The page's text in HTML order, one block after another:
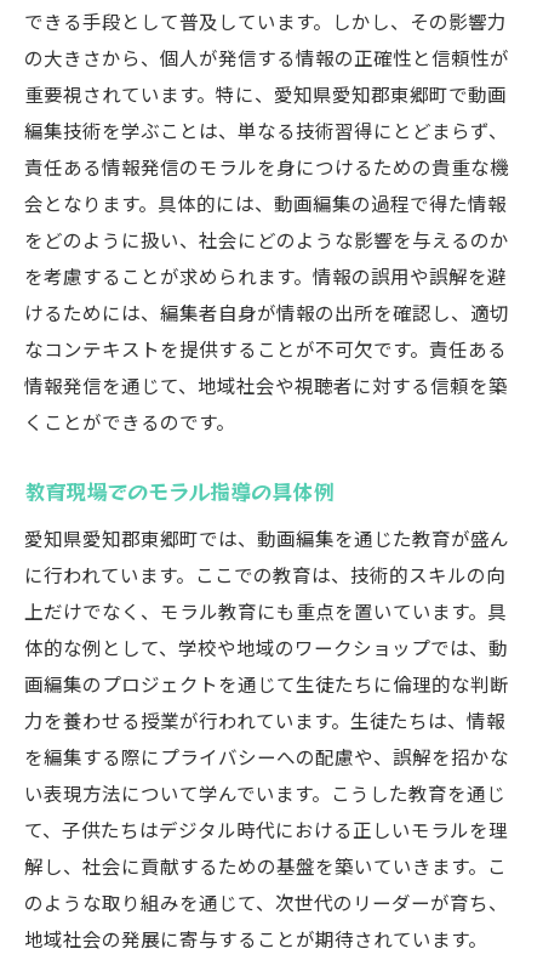
できる手段として普及しています。しかし、その影響力
の大きさから、個人が発信する情報の正確性と信頼性が
重要視されています。特に、愛知県愛知郡東郷町で動画
編集技術を学ぶことは、単なる技術習得にとどまらず、
責任ある情報発信のモラルを身につけるための貴重な機
会となります。具体的には、動画編集の過程で得た情報
をどのように扱い、社会にどのような影響を与えるのか
を考慮することが求められます。情報の誤用や誤解を避
けるためには、編集者自身が情報の出所を確認し、適切
なコンテキストを提供することが不可欠です。責任ある
情報発信を通じて、地域社会や視聴者に対する信頼を築
くことができるのです。
教育現場でのモラル指導の具体例
愛知県愛知郡東郷町では、動画編集を通じた教育が盛ん
に行われています。ここでの教育は、技術的スキルの向
上だけでなく、モラル教育にも重点を置いています。具
体的な例として、学校や地域のワークショップでは、動
画編集のプロジェクトを通じて生徒たちに倫理的な判断
力を養わせる授業が行われています。生徒たちは、情報
を編集する際にプライバシーへの配慮や、誤解を招かな
い表現方法について学んでいます。こうした教育を通じ
て、子供たちはデジタル時代における正しいモラルを理
解し、社会に貢献するための基盤を築いていきます。こ
のような取り組みを通じて、次世代のリーダーが育ち、
地域社会の発展に寄与することが期待されています。